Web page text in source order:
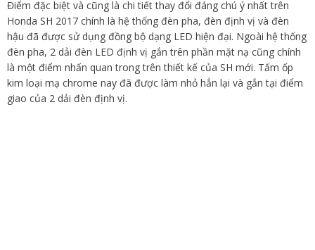
Điểm đặc biệt và cũng là chi tiết thay đổi đáng chú ý nhất trên
Honda SH 2017 chính là hệ thống đèn pha, đèn định vị và đèn
hậu đã được sử dụng đồng bộ dạng LED hiện đại. Ngoài hệ thống
đèn pha, 2 dải đèn LED định vị gắn trên phần mặt nạ cũng chính
là một điểm nhấn quan trong trên thiết kế của SH mới. Tấm ốp
kim loại mạ chrome nay đã được làm nhỏ hẳn lại và gắn tại điểm
giao của 2 dải đèn định vị.